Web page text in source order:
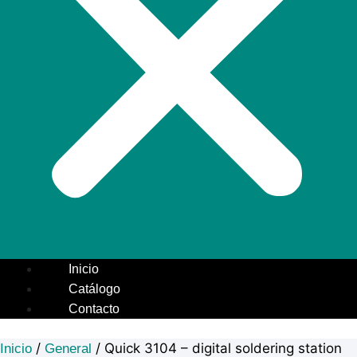
Inicio
Catálogo
Contacto
Inicio / General / Quick 3104 – digital soldering station